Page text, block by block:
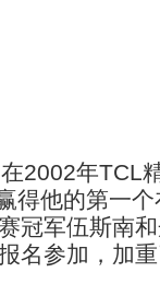
2002年TCL
得他的第一
冠军伍斯南
名参加，加